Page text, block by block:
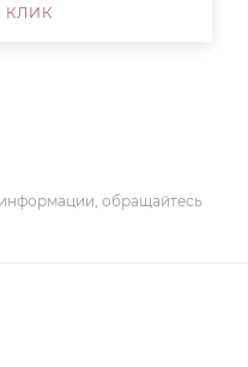
КЛИК
обращайтесь